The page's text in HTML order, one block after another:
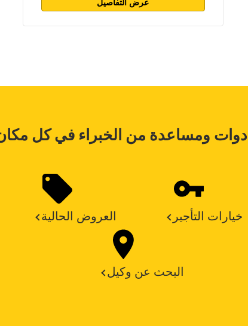
أدوات ومساعدة من الخبراء في كل
العروض الحالية خيارات التأجير
البحث عن وكيل